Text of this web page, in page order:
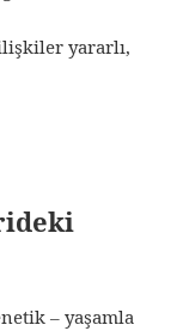
yararlı,
– yaşamla